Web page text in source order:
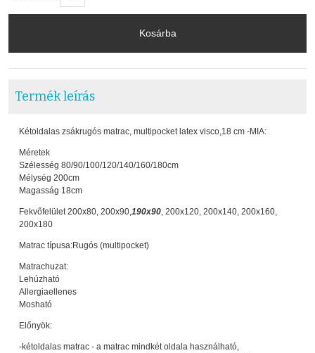
Kosárba
Termék leírás
Kétoldalas zsákrugós matrac, multipocket latex visco,18 cm -MIA:
Méretek
Szélesség 80/90/100/120/140/160/180cm
Mélység 200cm
Magasság 18cm
Fekvőfelület 200x80, 200x90, 190x90 , 200x120, 200x140, 200x160,
200x180
Matrac típusa:Rugós (multipocket)
Matrachuzat:
Lehúzható
Allergiaellenes
Mosható
Előnyök:
-kétoldalas matrac - a matrac mindkét oldala használható,